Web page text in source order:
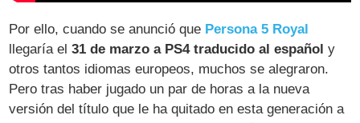
Por ello, cuando se anunció que Persona 5 Royal
llegaría el31 de marzo a PS4 traducido al español y
otros tantos idiomas europeos, muchos se alegraron.
Pero tras haber jugado un par de horas a la nueva
versión del título que le ha quitado en esta generación a